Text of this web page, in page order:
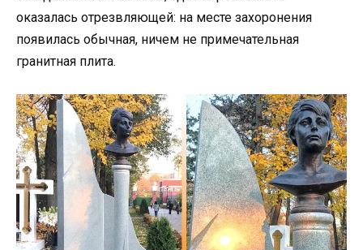
оказалась отрезвляющей: на месте захоронения
появилась обычная, ничем не примечательная
гранитная плита.